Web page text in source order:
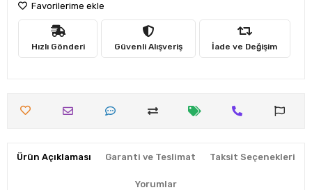
Favorilerime ekle
Hızlı Gönderi Güvenli Alışveriş İade ve Değişim
Ürün Açıklaması Garanti ve Teslimat Taksit Seçenekleri
Yorumlar